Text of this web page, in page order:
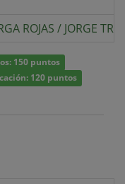
ROJAS / JORGE
150 puntos
120 puntos